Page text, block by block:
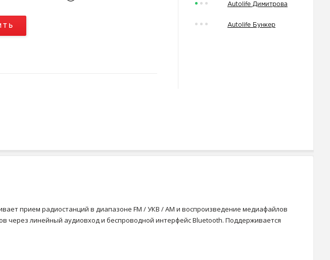
Autolife Димитрова
Autolife Бункер
прием радиостанций в диапазоне FM / УКВ / AM и воспроизведение медиафайлов
через линейный аудиовход и беспроводной интерфейс Bluetooth. Поддерживается